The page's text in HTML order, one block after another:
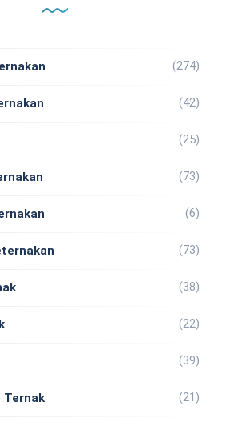
(274)
(42)
(25)
(73)
(6)
(73)
(38)
(22)
(39)
Ternak (21)